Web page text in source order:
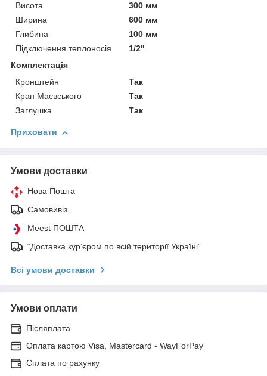
Висота
300 мм
Ширина
600 мм
Глибина
100 мм
Підключення теплоносія
1/2"
Комплектація
Кронштейн
Так
Кран Маєвського
Так
Заглушка
Так
Приховати
Умови доставки
Нова Пошта
Самовивіз
Meest ПОШТА
“Доставка кур’єром по всій території Україні”
Всі умови доставки
Умови оплати
Післяплата
Оплата картою Visa, Mastercard - WayForPay
Сплата по рахунку